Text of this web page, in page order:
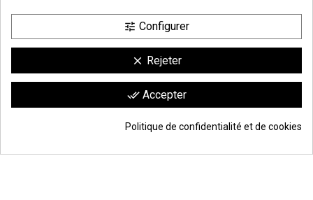
clic aquí para mostrar el certificado
tune Configurer
clear Rejeter
done_all Accepter
Politique de confidentialité et de cookies
9.6